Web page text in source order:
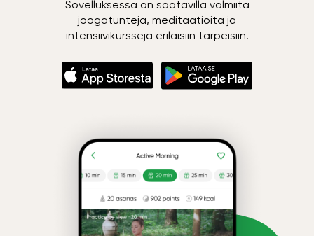
Sovelluksessa on saatavilla valmiita
joogatunteja, meditaatioita ja
intensiivikursseja erilaisiin tarpeisiin.